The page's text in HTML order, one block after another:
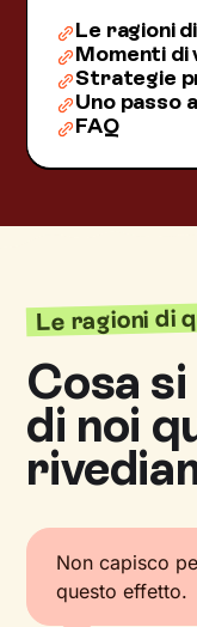
Le ragioni
Momenti di
Strategie
Uno passo
FAQ
Le ragioni di
Cosa
di noi
Non capisco
questo effetto.